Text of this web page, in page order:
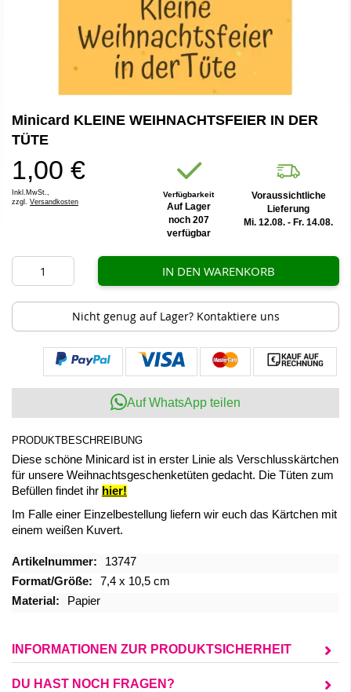
Anfang
der
springen
Minicard KLEINE WEIHNACHTSFEIER IN DER
TÜTE
1,00 €
Inkl.MwSt.,
zzgl. Versandkosten
Verfügbarkeit
Auf Lager
noch 207
verfügbar
Voraussichtliche
Lieferung
Mi. 12.08. - Fr. 14.08.
IN DEN WARENKORB
Nicht genug auf Lager? Kontaktiere uns
Auf WhatsApp teilen
PRODUKTBESCHREIBUNG
Diese schöne Minicard ist in erster Linie als Verschlusskärtchen
für unsere Weihnachtsgeschenketüten gedacht. Die Tüten zum
Befüllen findet ihr hier!
Im Falle einer Einzelbestellung liefern wir euch das Kärtchen mit
einem weißen Kuvert.
Mehr
Informationen
13747
7,4 x 10,5 cm
Papier
INFORMATIONEN ZUR PRODUKTSICHERHEIT
DU HAST NOCH FRAGEN?